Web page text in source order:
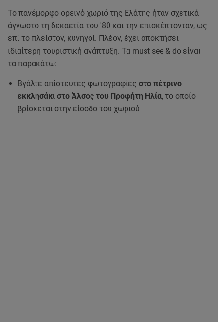
Το πανέμορφο ορεινό χωριό της Ελάτης ήταν σχετικά
άγνωστο τη δεκαετία του '80 και την επισκέπτονταν, ως
επί το πλείστον, κυνηγοί. Πλέον, έχει αποκτήσει
ιδιαίτερη τουριστική ανάπτυξη. Τα must see & do είναι
τα παρακάτω:
Βγάλτε απίστευτες φωτογραφίες στο πέτρινο
εκκλησάκι στο Άλσος του Προφήτη Ηλία, το οποίο
βρίσκεται στην είσοδο του χωριού